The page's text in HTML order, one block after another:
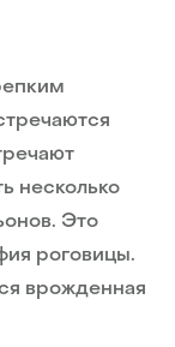
несколько
Это
роговицы.
врожденная